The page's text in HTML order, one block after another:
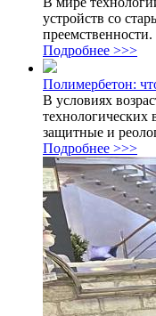
устройств со
преемственности.
Подробнее >>>
Полимербетон:
В условиях
технологических
защитные и
Подробнее >>>